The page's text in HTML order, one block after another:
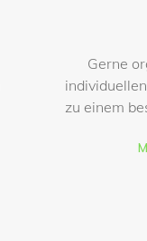
Gerne
zu einem